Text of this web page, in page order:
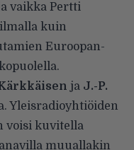
vaikka Pertti
kuin
Euroopan-
ja J.-P.
Yleisradioyhtiöiden
voisi kuvitella
muuallakin